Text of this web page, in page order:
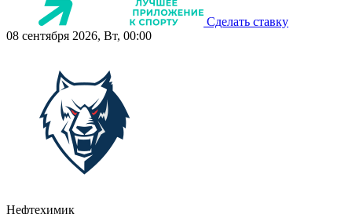
Сделать ставку
08 сентября 2026, Вт, 00:00
Нефтехимик